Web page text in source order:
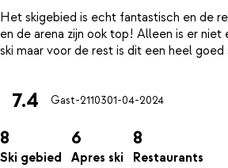
Het skigebied is echt fantastisch en de
en de arena zijn ook top! Alleen is er niet
7.4 Gast-2110301-04-2024
8
Ski gebied
6
Apres ski
8
Restaurants